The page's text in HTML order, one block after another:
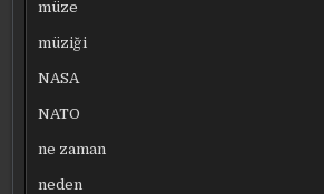
müze
müziği
NASA
NATO
ne zaman
neden